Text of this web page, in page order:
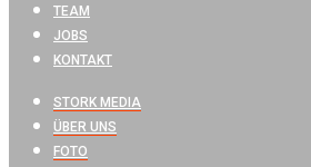
TEAM
JOBS
KONTAKT
STORK MEDIA
ÜBER UNS
FOTO